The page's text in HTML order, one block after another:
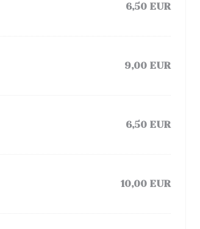
6,50 EUR
9,00 EUR
6,50 EUR
10,00 EUR